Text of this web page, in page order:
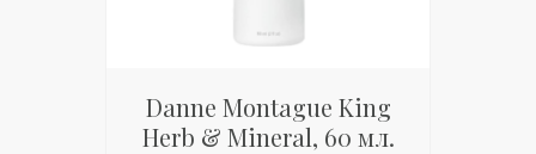
Danne Montague King
Herb & Mineral, 60 мл.